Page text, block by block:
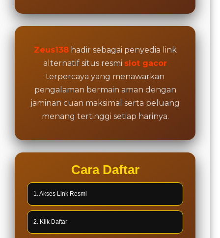
Zeus138hadir sebagai penyedia link
alternatif situs resmi slot gacor
terpercaya yang menawarkan
pengalaman bermain aman dengan
jaminan cuan maksimal serta peluang
menang tertinggi setiap harinya.
Cara Daftar
1. Akses Link Resmi
2. Klik Daftar